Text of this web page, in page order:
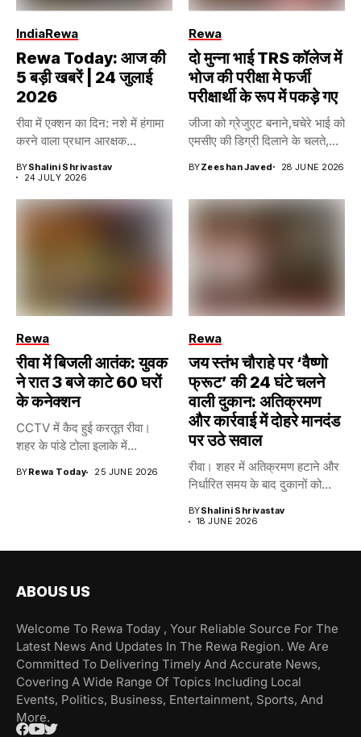
IndiaRewa
Rewa Today: आज की
5 बड़ी खबरें | 24 जुलाई
2026
रीवा में एक्शन का दिन: नशे में हंगामा
करने वाला प्रधान आरक्षक...
BYShalini Shrivastav
24 JULY 2026
Rewa
दो मुन्ना भाई TRS कॉलेज में
भोज की परीक्षा मे फर्जी
परीक्षार्थी के रूप में पकड़े गए
जीजा को ग्रेजुएट बनाने,चचेरे भाई को
एमसीए की डिग्री दिलाने के चलते,...
BYZeeshan Javed 28 JUNE 2026
Rewa
रीवा में बिजली आतंक: युवक
ने रात 3 बजे काटे 60 घरों
के कनेक्शन
CCTV में कैद हुई करतूत रीवा।
शहर के पांडे टोला इलाके में...
BYRewa Today 25 JUNE 2026
Rewa
जय स्तंभ चौराहे पर ‘वैष्णो
फ्रूट’ की 24 घंटे चलने
वाली दुकान: अतिक्रमण
और कार्रवाई में दोहरे मानदंड
पर उठे सवाल
रीवा। शहर में अतिक्रमण हटाने और
निर्धारित समय के बाद दुकानों को...
BYShalini Shrivastav
18 JUNE 2026
ABOUS US
Welcome To Rewa Today , Your Reliable Source For The
Latest News And Updates In The Rewa Region. We Are
Committed To Delivering Timely And Accurate News,
Covering A Wide Range Of Topics Including Local
Events, Politics, Business, Entertainment, Sports, And
More.